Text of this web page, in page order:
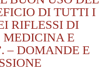
DI TUTTI I
RIFLESSI DI
MEDICINA E
– DOMANDE E